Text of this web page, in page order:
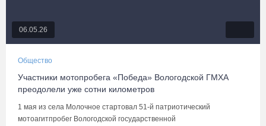
06.05.26
Общество
Участники мотопробега «Победа» Вологодской ГМХА
преодолели уже сотни километров
1 мая из села Молочное стартовал 51-й патриотический
мотоагитпробег Вологодской государственной